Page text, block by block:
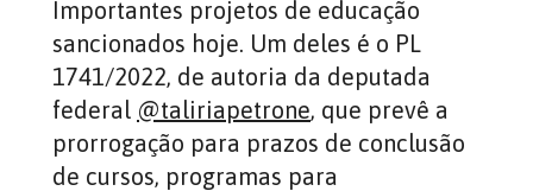
Importantes projetos de educação
sancionados hoje. Um deles é o PL
1741/2022, de autoria da deputada
federal @taliriapetrone, que prevê a
prorrogação para prazos de conclusão
de cursos, programas para